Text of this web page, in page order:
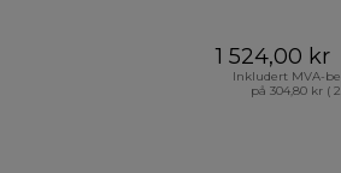
1 524,00 kr
Inkludert MVA-
på 304,80 kr (